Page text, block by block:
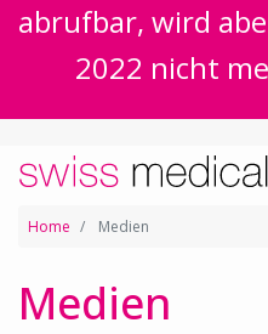
abrufbar, wird
2022 nicht
Home Medien
Medien